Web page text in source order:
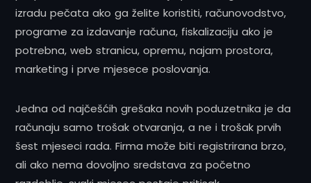
izradu pečata ako ga želite koristiti, računovodstvo,
programe za izdavanje računa, fiskalizaciju ako je
potrebna, web stranicu, opremu, najam prostora,
marketing i prve mjesece poslovanja.
Jedna od najčešćih grešaka novih poduzetnika je da
računaju samo trošak otvaranja, a ne i trošak prvih
šest mjeseci rada. Firma može biti registrirana brzo,
ali ako nema dovoljno sredstava za početno